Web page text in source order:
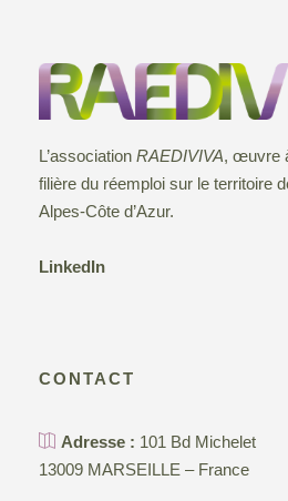
L’association RAEDIVIVA, œuvre
filière du réemploi sur le territoire
Alpes-Côte
LinkedIn
CONTACT
Adresse : 101 Bd Michelet
13009 MARSEILLE – France